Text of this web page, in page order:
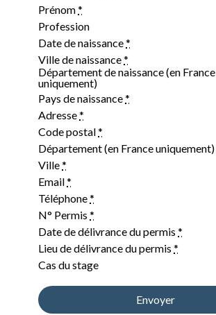
Prénom*
Profession
Date de naissance*
Ville de naissance*
Département de naissance (en France
uniquement)
Pays de naissance*
Adresse*
Code postal*
Département (en France uniquement)
Ville*
Email*
Téléphone*
N° Permis *
Date de délivrance du permis *
Lieu de délivrance du permis *
Cas du stage